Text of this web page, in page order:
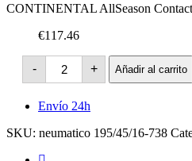
CONTINENTAL AllSeason
€117.46
-
CONTINENTAL
AllSeason
Contact
XL
*4
+ Añadir al carrito
Envío 24h
SKU: neumatico 195/45/16-738